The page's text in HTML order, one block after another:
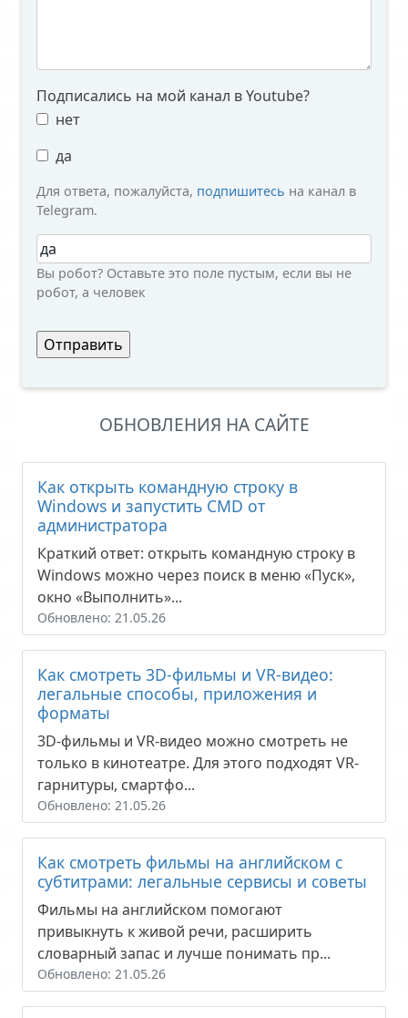
Подписались на мой канал в Youtube?
нет
да
Для ответа, пожалуйста, подпишитесь на канал в
Telegram.
Вы робот?
Вы робот? Оставьте это поле пустым, если вы не
робот, а человек
ОБНОВЛЕНИЯ НА САЙТЕ
Как открыть командную строку в
Windows и запустить CMD от
администратора
Краткий ответ: открыть командную строку в
Windows можно через поиск в меню «Пуск»,
окно «Выполнить»...
Обновлено: 21.05.26
Как смотреть 3D-фильмы и VR-видео:
легальные способы, приложения и
форматы
3D-фильмы и VR-видео можно смотреть не
только в кинотеатре. Для этого подходят VR-
гарнитуры, смартфо...
Обновлено: 21.05.26
Как смотреть фильмы на английском с
субтитрами: легальные сервисы и советы
Фильмы на английском помогают
привыкнуть к живой речи, расширить
словарный запас и лучше понимать пр...
Обновлено: 21.05.26